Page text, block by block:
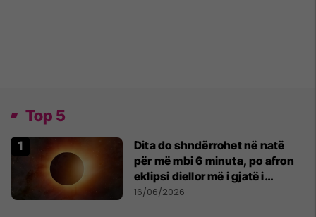
Top 5
Dita do shndërrohet në natë
për më mbi 6 minuta, po afron
eklipsi diellor më i gjatë i
shekullit të 21-të
16/06/2026